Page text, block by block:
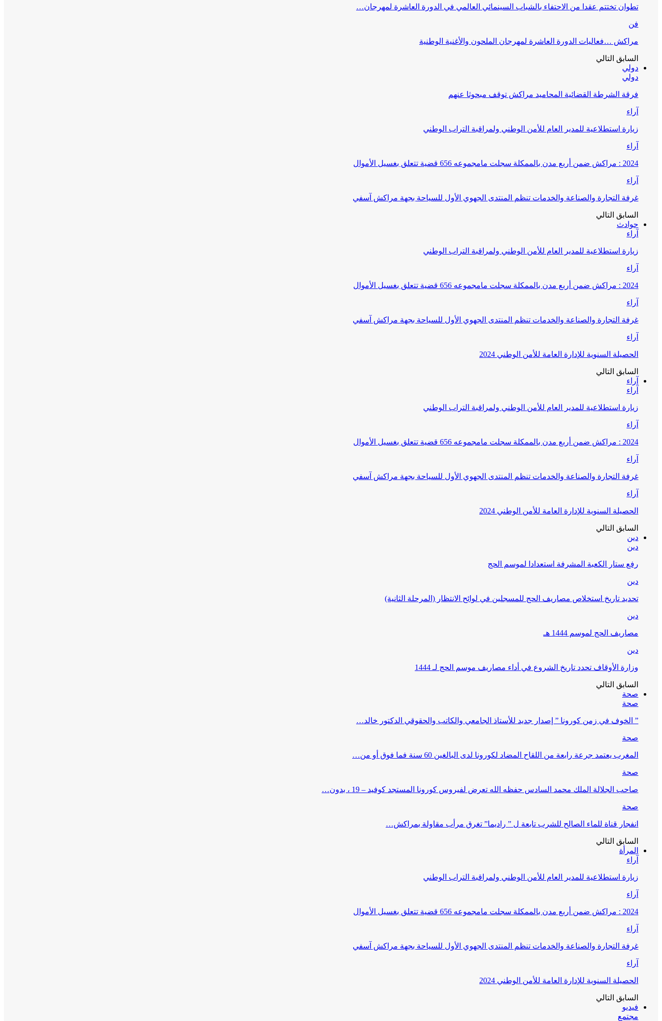
تطوان تختتم عقدا من الاحتفاء بالشباب السينمائي العالمي في الدورة العاشرة لمهرجان…
فن
مراكش …فعاليات الدورة العاشرة لمهرجان الملحون والأغنية الوطنية
السابق التالي
دولي
دولي
فرقة الشرطة القضائية المحاميد مراكش توقف مبحوثا عنهم
آراء
زيارة استطلاعية للمدير العام للأمن الوطني ولمراقبة التراب الوطني
آراء
2024 : مراكش ضمن أربع مدن بالممكلة سجلت مامجموعه 656 قضية تتعلق بغسيل الأموال
آراء
غرفة التجارة والصناعة والخدمات تنظم المنتدى الجهوي الأول للسياحة بجهة مراكش آسفي
السابق التالي
حوادث
آراء
زيارة استطلاعية للمدير العام للأمن الوطني ولمراقبة التراب الوطني
آراء
2024 : مراكش ضمن أربع مدن بالممكلة سجلت مامجموعه 656 قضية تتعلق بغسيل الأموال
آراء
غرفة التجارة والصناعة والخدمات تنظم المنتدى الجهوي الأول للسياحة بجهة مراكش آسفي
آراء
الحصيلة السنوية للإدارة العامة للأمن الوطني 2024
السابق التالي
آراء
آراء
زيارة استطلاعية للمدير العام للأمن الوطني ولمراقبة التراب الوطني
آراء
2024 : مراكش ضمن أربع مدن بالممكلة سجلت مامجموعه 656 قضية تتعلق بغسيل الأموال
آراء
غرفة التجارة والصناعة والخدمات تنظم المنتدى الجهوي الأول للسياحة بجهة مراكش آسفي
آراء
الحصيلة السنوية للإدارة العامة للأمن الوطني 2024
السابق التالي
دين
دين
رفع ستار الكعبة المشرفة استعدادا لموسم الحج
دين
تحديد تاريخ استخلاص مصاريف الحج للمسجلين في لوائح الانتظار (المرحلة الثانية)
دين
مصاريف الحج لموسم 1444 هـ
دين
وزارة الأوقاف تحدد تاريخ الشروع في أداء مصاريف موسم الحج لـ 1444
السابق التالي
صحة
صحة
” الخوف في زمن كورونا ” إصدار جديد للأستاذ الجامعي والكاتب والحقوقي الدكتور خالد…
صحة
المغرب يعتمد جرعة رابعة من اللقاح المضاد لكورونا لدى البالغين 60 سنة فما فوق أو من…
صحة
صاحب الجلالة الملك محمد السادس حفظه الله تعرض لفيروس كورونا المستجد كوفيد – 19 ، بدون…
صحة
انفجار قناة للماء الصالح للشرب تابعة ل ” راديما” تغرق مرأب مقاولة بمراكش…
السابق التالي
المرأة
آراء
زيارة استطلاعية للمدير العام للأمن الوطني ولمراقبة التراب الوطني
آراء
2024 : مراكش ضمن أربع مدن بالممكلة سجلت مامجموعه 656 قضية تتعلق بغسيل الأموال
آراء
غرفة التجارة والصناعة والخدمات تنظم المنتدى الجهوي الأول للسياحة بجهة مراكش آسفي
آراء
الحصيلة السنوية للإدارة العامة للأمن الوطني 2024
السابق التالي
فيديو
مجتمع